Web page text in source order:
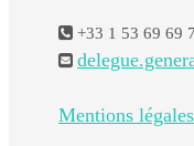
+33 1 53 69 69
Mentions légales